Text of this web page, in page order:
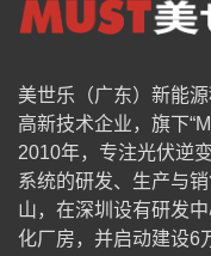
美世乐（广东）新能
高新技术企业，旗下
2010年，专注光伏逆
系统的研发、生产与
山，在深圳设有研发
化厂房，并启动建设6